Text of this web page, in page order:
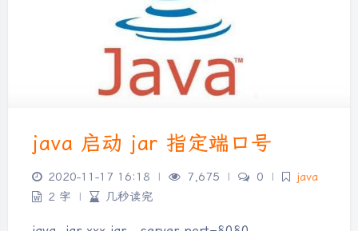
java 启动 jar 指定端口号
2020-11-17 16:18 | 7,675 | 0 |
java
2 字
| 几秒读完